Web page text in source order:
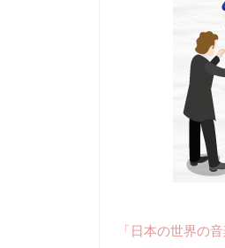
「日本の世界の